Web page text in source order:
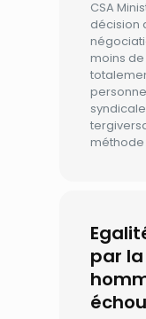
CSA
décision
moins
par la